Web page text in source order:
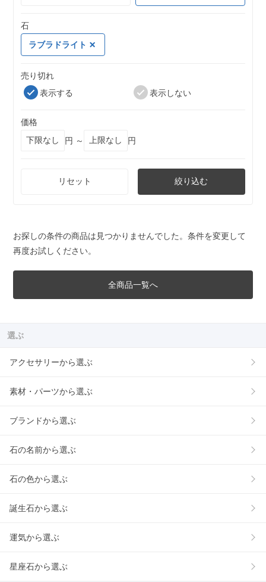
石
ラブラドライト
売り切れ
表示する
表示しない
価格
円 ～
円
リセット 絞り込む
お探しの条件の商品は見つかりませんでした。条件を変更して
再度お試しください。
全商品一覧へ
選ぶ
アクセサリーから選ぶ
素材・パーツから選ぶ
ブランドから選ぶ
石の名前から選ぶ
石の色から選ぶ
誕生石から選ぶ
運気から選ぶ
星座石から選ぶ